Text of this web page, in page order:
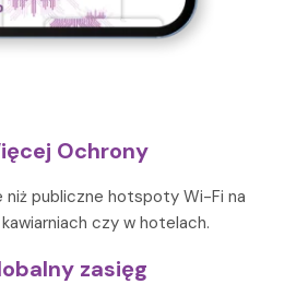
Ochrony
niż publiczne hotspoty Wi-Fi na
czy w hotelach.
zasięg